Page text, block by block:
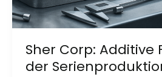
Sher Corp: Additive
der